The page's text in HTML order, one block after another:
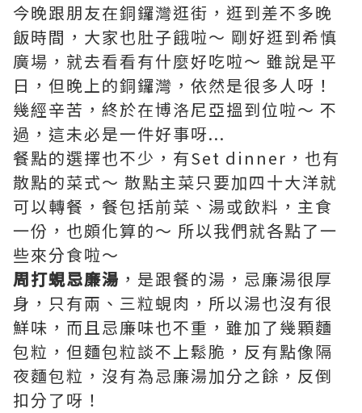
今晚跟朋友在銅鑼灣逛街，逛到差不多晚
飯時間，大家也肚子餓啦～ 剛好逛到希慎
廣場，就去看看有什麼好吃啦～ 雖說是平
日，但晚上的銅鑼灣，依然是很多人呀！
幾經辛苦，終於在博洛尼亞搵到位啦～ 不
過，這未必是一件好事呀...
餐點的選擇也不少，有Set dinner，也有
散點的菜式～ 散點主菜只要加四十大洋就
可以轉餐，餐包括前菜、湯或飲料，主食
一份，也頗化算的～ 所以我們就各點了一
些來分食啦～
周打蜆忌廉湯 ，是跟餐的湯，忌廉湯很厚
身，只有兩、三粒蜆肉，所以湯也沒有很
鮮味，而且忌廉味也不重，雖加了幾顆麵
包粒，但麵包粒談不上鬆脆，反有點像隔
夜麵包粒，沒有為忌廉湯加分之餘，反倒
扣分了呀！